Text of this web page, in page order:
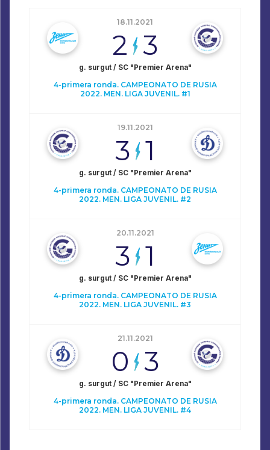
18.11.2021
2 3
g. surgut / SC "Premier Arena"
4-primera ronda. CAMPEONATO DE RUSIA
2022. MEN. LIGA JUVENIL. #1
19.11.2021
3 1
g. surgut / SC "Premier Arena"
4-primera ronda. CAMPEONATO DE RUSIA
2022. MEN. LIGA JUVENIL. #2
20.11.2021
3 1
g. surgut / SC "Premier Arena"
4-primera ronda. CAMPEONATO DE RUSIA
2022. MEN. LIGA JUVENIL. #3
21.11.2021
0 3
g. surgut / SC "Premier Arena"
4-primera ronda. CAMPEONATO DE RUSIA
2022. MEN. LIGA JUVENIL. #4